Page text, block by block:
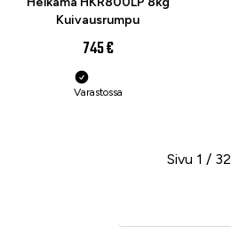
Kuivausrumpu
745 €
Varastossa
Sivu 1 / 32